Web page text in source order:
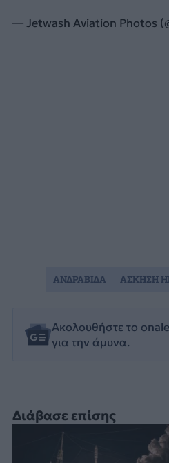
Διάβασε επίσης
— Jetwash Aviation Photos
Ακολουθήστε το
για την άμυνα.
ΑΝΔΡΑΒΙΔΑ ΑΣΚΗΣΗ